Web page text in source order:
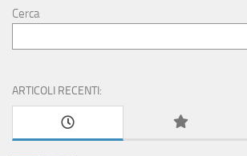
Cerca
ARTICOLI RECENTI: